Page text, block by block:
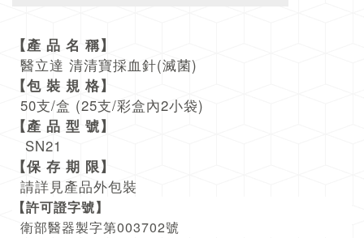
【產 品 名 稱】
醫立達 清清寶採血針(滅菌)
【包 裝 規 格】
50支/盒 (25支/彩盒內2小袋)
【產 品 型 號】
SN21
【保 存 期 限】
請詳見產品外包裝
【許可證字號】
衛部醫器製字第003702號